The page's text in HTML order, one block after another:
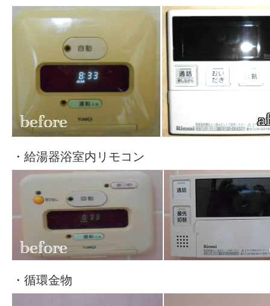
・給湯器浴室内リモコン
・循環金物